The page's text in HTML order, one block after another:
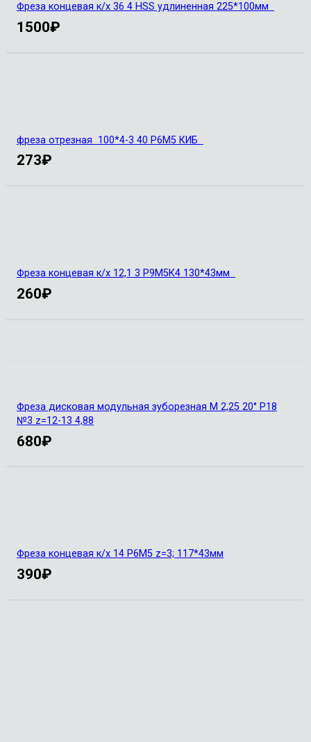
Фреза концевая к/х 36 4 HSS удлиненная 225*100мм
1500₽
фреза отрезная 100*4-3 40 Р6М5 КИБ
273₽
Фреза концевая к/х 12,1 3 Р9М5К4 130*43мм
260₽
Фреза дисковая модульная зуборезная М 2,25 20° Р18
№3 z=12-13 4,88
680₽
Фреза концевая к/х 14 Р6М5 z=3; 117*43мм
390₽